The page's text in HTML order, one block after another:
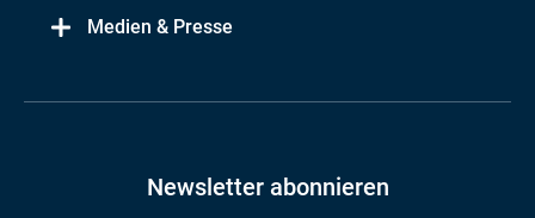
Medien & Presse
Newsletter abonnieren